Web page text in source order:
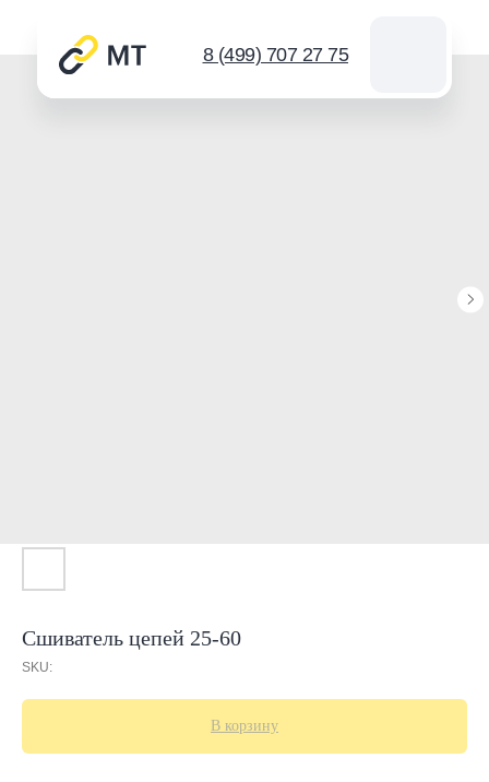
8 (499) 707 27 75
Звездочки
Каталог цепей
Сшиватель цепей 25-60
SKU:
В корзину